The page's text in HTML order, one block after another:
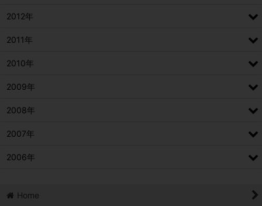
2012年
2011年
2010年
2009年
2008年
2007年
2006年
Home